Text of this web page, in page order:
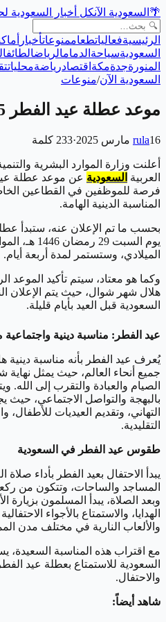
🌴 السعودية الآنكل أخبار السعودية
الرئيسيةفعالياتطعاممنوعاتأخبار
السعوديةسياحة الدمامالرياضالطائف
المنورةجدةمكة اقتصادرياضةمحليات
السعودية الآن/منوعات
موعد عطلة عيد الفطر 2025 في السعودية
rula16 مارس 2025 ·
233 كلمة
أعلنت وزارة الموارد البشرية
العربية السعودية
فرصة للموظفين في القطاعين
المناسبة الدينية الهامة.
بحسب ما تم الإعلان عنه، ستبدأ
الميلادي، وستستمر لمدة أربعة أيام.
وكما هو معتاد، سيتم تأكيد الموعد
هلال شهر شوال، حيث يتم الإعلان
السعودية قبل العيد بأيام قليلة.
عيد الفطر: مناسبة دينية واجتماعية
يُعرف عيد الفطر بأنه مناسبة دينية
جميع أنحاء العالم، حيث يمثل
الصيام والعبادة والتقرب إلى الله.
بالبهجة والتواصل الاجتماعي، حيث
التهاني، وتقديم العيديات للأطفال،
التقليدية.
طقوس عيد الفطر في السعودية
يبدأ الاحتفال بعيد الفطر بأداء
المساجد والساحات، وتتكون من
وبعد الصلاة، يبدأ المسلمون بزيارة
الهدايا، والاستمتاع بالأجواء
والألعاب النارية في مختلف مدن
مع اقتراب هذه المناسبة السعيدة،
والاحتفال.
شاهد أيضاً: